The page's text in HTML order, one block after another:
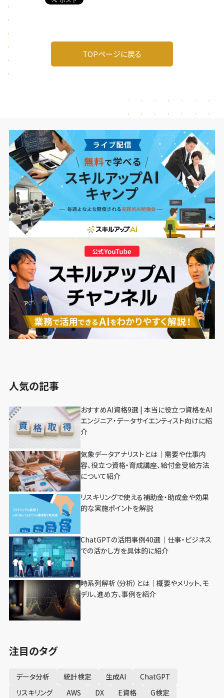
TOPページに戻る
人気の記事
おすすめAI資格9選 | 本当に役立つ資格をAI
エンジニア・データサイエンティスト向けに紹
介
気象データアナリストとは｜需要や仕事内
容、役立つ資格・育成講座、給付金受給方法
について紹介
リスキリングで使える補助金・助成金や効果
的な実施ポイントを解説
ChatGPTの活用事例40選｜仕事・ビジネス
での活かし方を具体的に紹介
時系列解析（分析）とは｜概要やメリット、モ
デル、進め方、事例を紹介
注目のタグ
データ分析 統計検定 生成AI
ChatGPT
リスキリング
AWS DX E資格
G検定